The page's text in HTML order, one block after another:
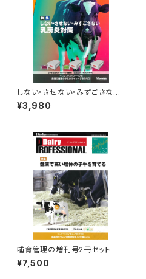
しない・させない・みずごさない
乳房炎対策 Dairy PROF
ESSIONAL Vol.20
¥3,980
哺育管理の増刊号2冊セット
¥7,500